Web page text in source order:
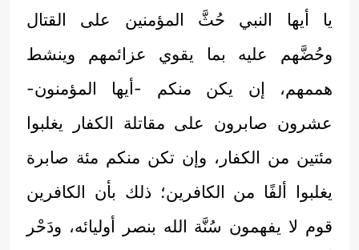
يا أيها النبي حُثَّ المؤمنين على القتال
وحُضَّهم عليه بما يقوي عزائمهم وينشط
هممهم، إن يكن منكم -أيها المؤمنون-
عشرون صابرون على مقاتلة الكفار يغلبوا
مئتين من الكفار، وإن تكن منكم مئة صابرة
يغلبوا ألفًا من الكافرين؛ ذلك بأن الكافرين
قوم لا يفهمون سُنَّة الله بنصر أوليائه، ودَحْر